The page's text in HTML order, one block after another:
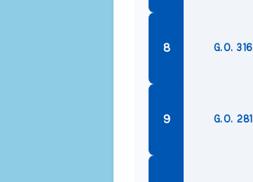
G.O. 316
G.O. 281